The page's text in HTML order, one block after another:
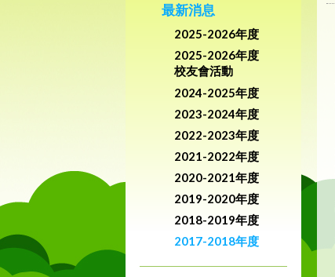
最新消息
2025-2026年度
2025-2026年度
校友會活動
2024-2025年度
2023-2024年度
2022-2023年度
2021-2022年度
2020-2021年度
2019-2020年度
2018-2019年度
2017-2018年度